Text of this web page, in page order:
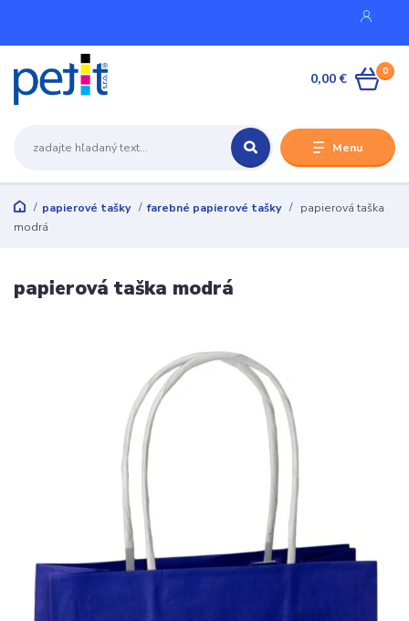
Menu
0
0,00 €
papierové tašky farebné papierové tašky
papierová taška
modrá
papierová taška modrá